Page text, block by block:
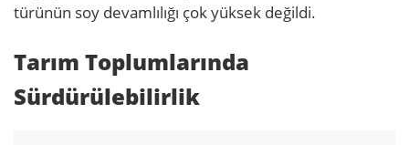
türünün soy devamlılığı çok yüksek değildi.
Tarım Toplumlarında
Sürdürülebilirlik